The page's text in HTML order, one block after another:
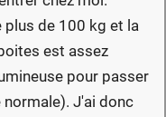
plus de 100 kg et la
est assez
pour passer
J'ai donc